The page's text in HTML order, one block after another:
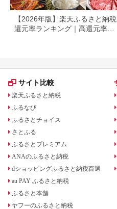
【2026年版】楽天ふるさと納税
還元率ランキング｜高還元率返
サイト比較
楽天ふるさと納税
ふるなび
ふるさとチョイス
さとふる
ふるさとプレミアム
ANAのふるさと納税
dショッピングふるさと納税百選
au PAY ふるさと納税
ふるさと本舗
ヤフーのふるさと納税